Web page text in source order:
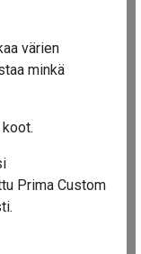
värien
minkä
Prima Custom